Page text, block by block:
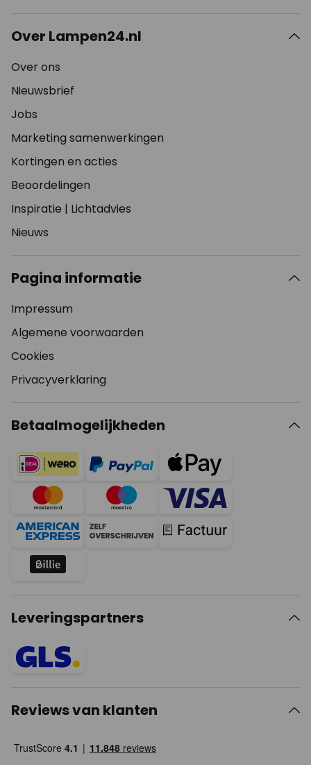
Over Lampen24.nl
Over ons
Nieuwsbrief
Jobs
Marketing samenwerkingen
Kortingen en acties
Beoordelingen
Inspiratie | Lichtadvies
Nieuws
Pagina informatie
Impressum
Algemene voorwaarden
Cookies
Privacyverklaring
Betaalmogelijkheden
Leveringspartners
Reviews van klanten